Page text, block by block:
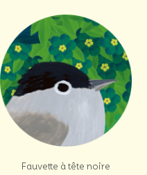
Fauvette à tête noire